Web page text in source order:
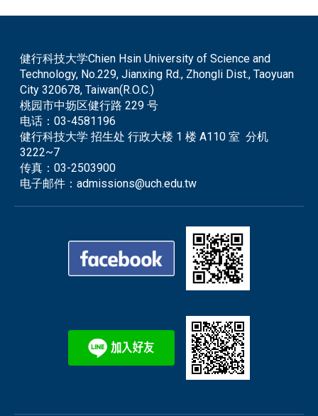
健行科技大学Chien Hsin University of Science and
Technology, No.229, Jianxing Rd., Zhongli Dist., Taoyuan
City 320678, Taiwan(R.O.C.)
桃园市中坜区健行路 229 号
电话：03-4581196
健行科技大学 招生处 行政大楼 1 楼 A110 室 分机
3222~7
传真：03-2503900
电子邮件：admissions@uch.edu.tw